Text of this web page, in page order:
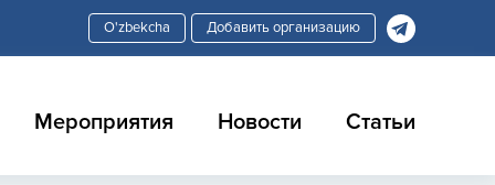
Добавить организацию
Мероприятия Новости Статьи